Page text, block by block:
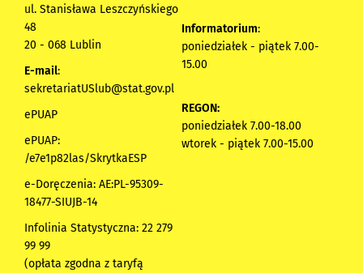
ul. Stanisława Leszczyńskiego
48
20 - 068 Lublin
E-mail:
sekretariatUSlub@stat.gov.pl
ePUAP
ePUAP:
/e7e1p82las/SkrytkaESP
e-Doręczenia: AE:PL-95309-
18477-SIUJB-14
Infolinia Statystyczna: 22 279
99 99
(opłata zgodna z taryfą
Informatorium:
poniedziałek - piątek 7.00-
15.00
REGON:
poniedziałek 7.00-18.00
wtorek - piątek 7.00-15.00